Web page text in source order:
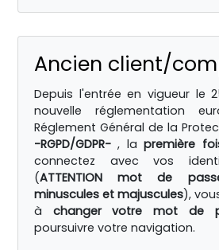
Ancien client/
Depuis l'entrée en vigueur le
nouvelle réglementation
Réglement Général de la
-RGPD/GDPR-, lapremière
connectez avec vos
(ATTENTION mot de
minuscules et majuscules),
à changer votre mot de
poursuivre votre navigation.